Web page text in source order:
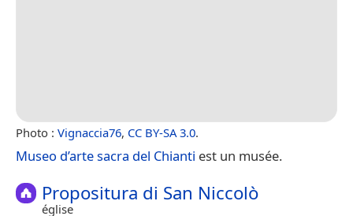
Photo : Vignaccia76, CC BY-SA 3.0.
Museo d’arte sacra del Chianti est un musée.
Propositura di San Niccolò
église